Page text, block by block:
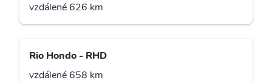
vzdálené 626 km
Rio Hondo - RHD
vzdálené 658 km